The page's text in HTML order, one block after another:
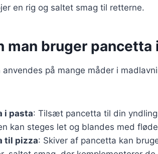
en rig og saltet smag til retterne.
man bruger
anvendes på mange måder i
i pasta: Tilsæt pancetta til din
kan steges let og blandes med
til pizza: Skiver af pancetta kan